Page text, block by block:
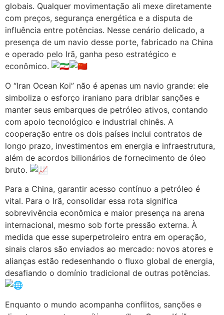
globais. Qualquer movimentação ali mexe diretamente
com preços, segurança energética e a disputa de
influência entre potências. Nesse cenário delicado, a
presença de um navio desse porte, fabricado na China
e operado pelo Irã, ganha peso estratégico e
econômico.
O “Iran Ocean Koi” não é apenas um navio grande: ele
simboliza o esforço iraniano para driblar sanções e
manter seus embarques de petróleo ativos, contando
com apoio tecnológico e industrial chinês. A
cooperação entre os dois países inclui contratos de
longo prazo, investimentos em energia e infraestrutura,
além de acordos bilionários de fornecimento de óleo
bruto.
Para a China, garantir acesso contínuo a petróleo é
vital. Para o Irã, consolidar essa rota significa
sobrevivência econômica e maior presença na arena
internacional, mesmo sob forte pressão externa. À
medida que esse superpetroleiro entra em operação,
sinais claros são enviados ao mercado: novos atores e
alianças estão redesenhando o fluxo global de energia,
desafiando o domínio tradicional de outras potências.
Enquanto o mundo acompanha conflitos, sanções e